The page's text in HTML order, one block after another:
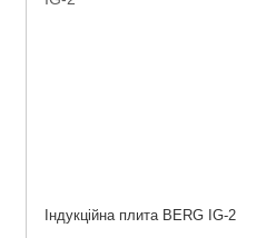
Індукційна плита BERG IG-2